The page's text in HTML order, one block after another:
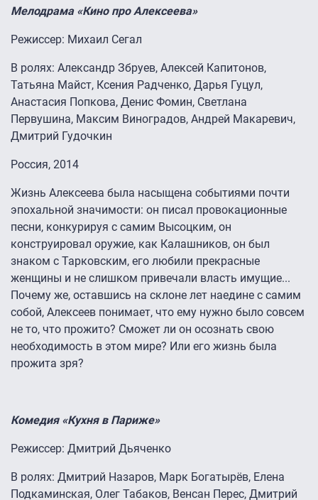
Мелодрама «Кино про Алексеева»
Режиссер: Михаил Сегал
В ролях: Александр Збруев, Алексей Капитонов,
Татьяна Майст, Ксения Радченко, Дарья Гуцул,
Анастасия Попкова, Денис Фомин, Светлана
Первушина, Максим Виноградов, Андрей Макаревич,
Дмитрий Гудочкин
Россия, 2014
Жизнь Алексеева была насыщена событиями почти
эпохальной значимости: он писал провокационные
песни, конкурируя с самим Высоцким, он
конструировал оружие, как Калашников, он был
знаком с Тарковским, его любили прекрасные
женщины и не слишком привечали власть имущие...
Почему же, оставшись на склоне лет наедине с самим
собой, Алексеев понимает, что ему нужно было совсем
не то, что прожито? Сможет ли он осознать свою
необходимость в этом мире? Или его жизнь была
прожита зря?
Комедия «Кухня в Париже»
Режиссер: Дмитрий Дьяченко
В ролях: Дмитрий Назаров, Марк Богатырёв, Елена
Подкаминская, Олег Табаков, Венсан Перес, Дмитрий